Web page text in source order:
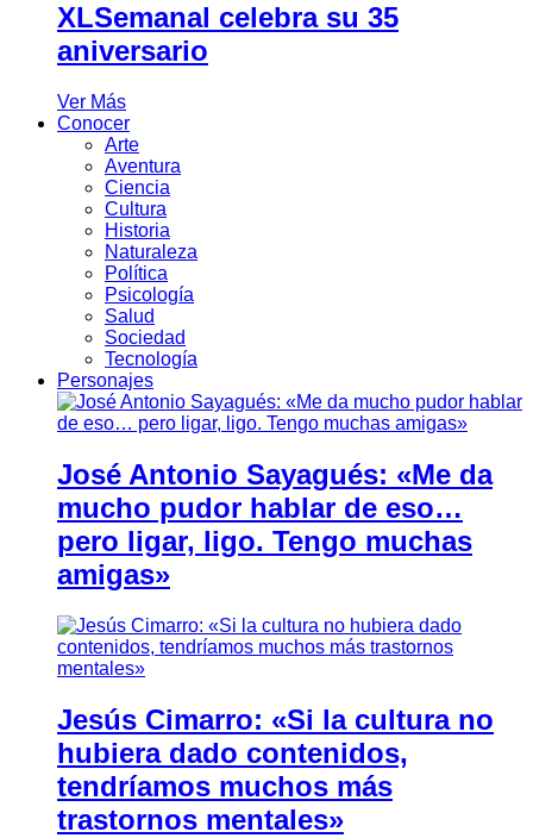
XLSemanal celebra su 35
aniversario
Ver Más
Conocer
Arte
Aventura
Ciencia
Cultura
Historia
Naturaleza
Política
Psicología
Salud
Sociedad
Tecnología
Personajes
José Antonio Sayagués: «Me da
mucho pudor hablar de eso…
pero ligar, ligo. Tengo muchas
amigas»
Jesús Cimarro: «Si la cultura no
hubiera dado contenidos,
tendríamos muchos más
trastornos mentales»